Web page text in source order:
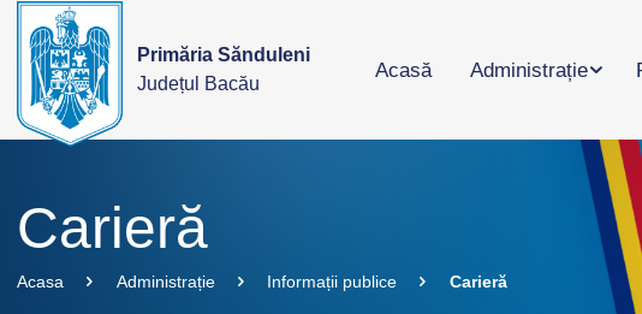
Primăria Sănduleni
Județul Bacău
Acasă Administrație
Carieră
Acasa Administrație Informații publice Carieră